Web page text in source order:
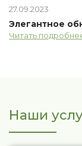
27.09.2023
Элегантное
Читать
Наши